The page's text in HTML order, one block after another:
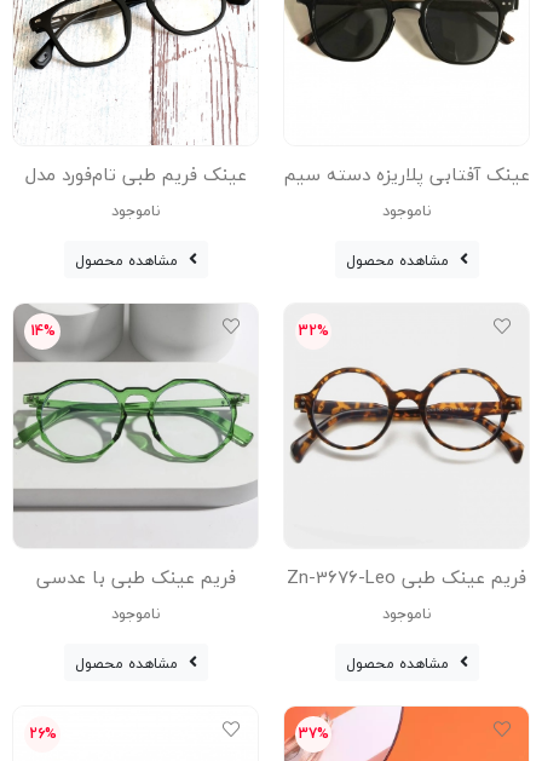
عینک آفتابی پلاریزه دسته سیم
5265-C4
ناموجود
مشاهده محصول
عینک فریم طبی تام‌فورد مدل
Tf-2804-C4-Blc
ناموجود
مشاهده محصول
32%
فریم عینک طبی Zn-3676-Leo
با عدسی بلوکات
ناموجود
مشاهده محصول
14%
فریم عینک طبی با عدسی
بلوکات مدل Z-3374-Grn-C4ناموجود
مشاهده محصول
37%
26%